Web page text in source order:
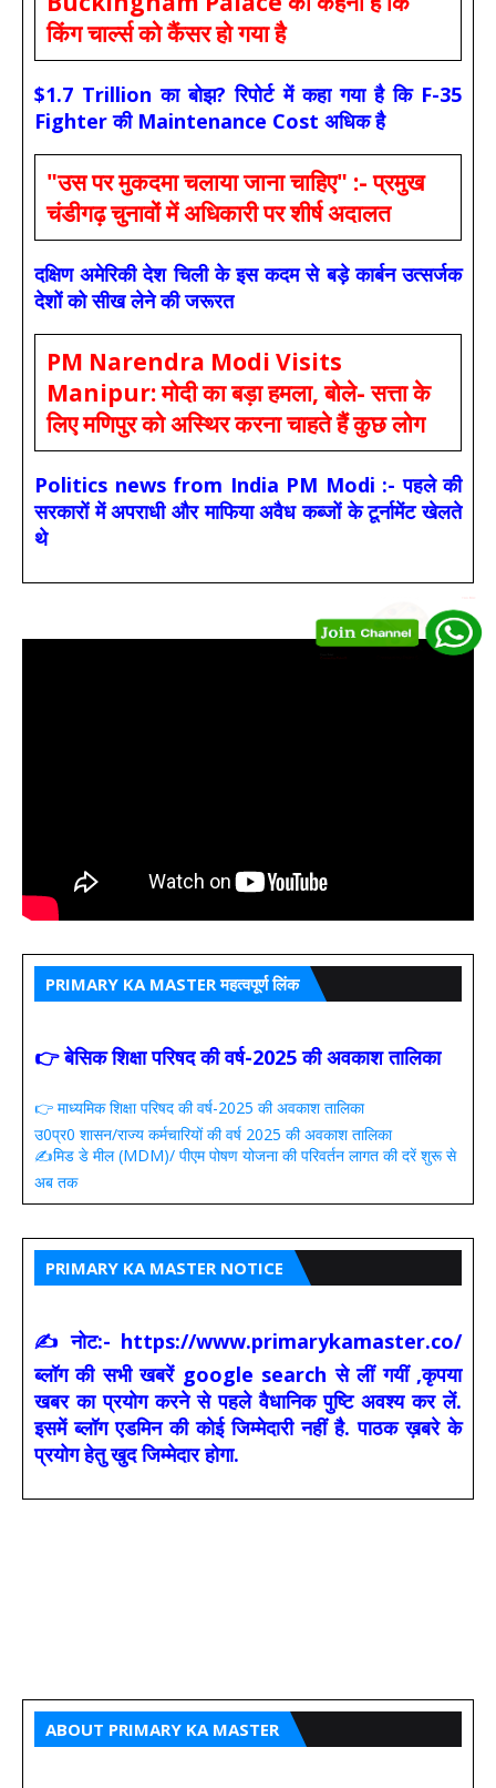
किंग चार्ल्स को कैंसर हो गया है
$1.7 Trillion का बोझ? रिपोर्ट में कहा गया है कि F-35
Fighter की Maintenance Cost अधिक है
"उस पर मुकदमा चलाया जाना चाहिए" :- प्रमुख
चंडीगढ़ चुनावों में अधिकारी पर शीर्ष अदालत
दक्षिण अमेरिकी देश चिली के इस कदम से बड़े कार्बन उत्सर्जक
देशों को सीख लेने की जरूरत
PM Narendra Modi Visits
Manipur: मोदी का बड़ा हमला, बोले- सत्ता के
लिए मणिपुर को अस्थिर करना चाहते हैं कुछ लोग
Politics news from India PM Modi :- पहले की
सरकारों में अपराधी और माफिया अवैध कब्जों के टूर्नामेंट खेलते
थे
PRIMARY KA MASTER महत्वपूर्ण लिंक
👉 बेसिक शिक्षा परिषद की वर्ष-2025 की अवकाश तालिका
👉 माध्यमिक शिक्षा परिषद की वर्ष-2025 की अवकाश तालिका
उ0प्र0 शासन/राज्य कर्मचारियों की वर्ष 2025 की अवकाश तालिका
✍️मिड डे मील (MDM)/ पीएम पोषण योजना की परिवर्तन लागत की दरें शुरू से
अब तक
PRIMARY KA MASTER NOTICE
✍ नोट:- https://www.primarykamaster.co/
ब्लॉग की सभी खबरें google search से लीं गयीं ,कृपया
खबर का प्रयोग करने से पहले वैधानिक पुष्टि अवश्य कर लें.
इसमें ब्लॉग एडमिन की कोई जिम्मेदारी नहीं है. पाठक ख़बरे के
प्रयोग हेतु खुद जिम्मेदार होगा.
ABOUT PRIMARY KA MASTER